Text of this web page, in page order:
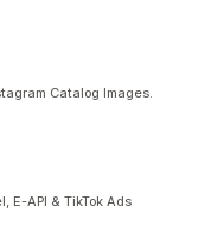
Catalog Images.
E-API & TikTok Ads